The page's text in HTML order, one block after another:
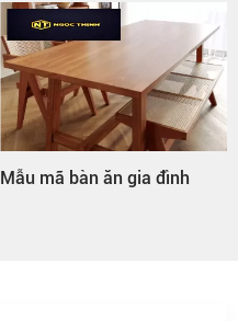
Mẫu mã bàn ăn gia đình